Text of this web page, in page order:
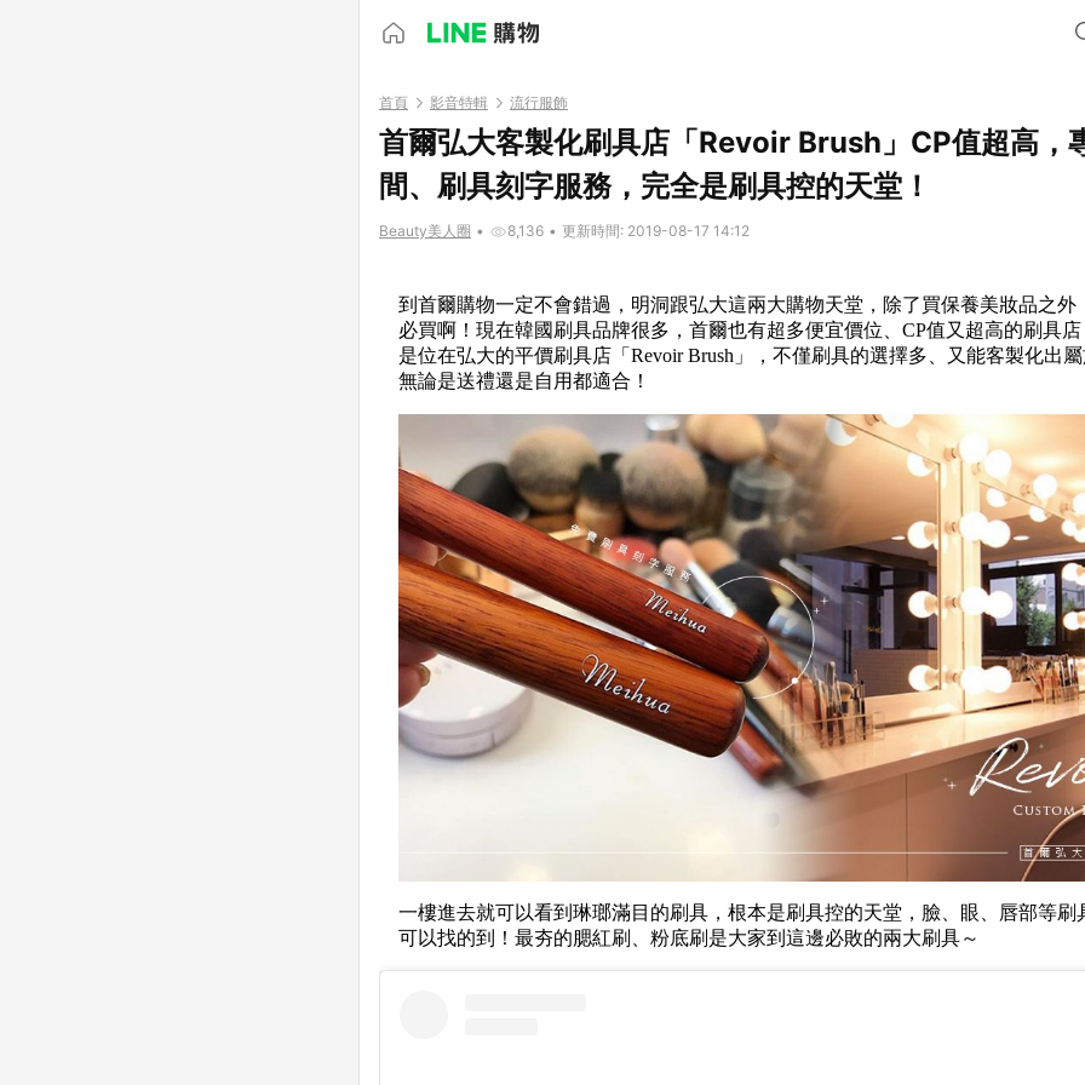
首頁 影音特輯 流行服飾
首爾弘大客製化刷具店「Revoir Brush」CP值超高，
間、刷具刻字服務，完全是刷具控的天堂！
Beauty美人圈 • 8,136 • 更新時間: 2019-08-17 14:12
到首爾購物一定不會錯過，明洞跟弘大這兩大購物天堂，除了買保養美妝品之外
必買啊！現在韓國刷具品牌很多，首爾也有超多便宜價位、CP值又超高的刷具
是位在弘大的平價刷具店「Revoir Brush」，不僅刷具的選擇多、又能客製化出
無論是送禮還是自用都適合！
一樓進去就可以看到琳瑯滿目的刷具，根本是刷具控的天堂，臉、眼、唇部等刷
可以找的到！最夯的腮紅刷、粉底刷是大家到這邊必敗的兩大刷具～